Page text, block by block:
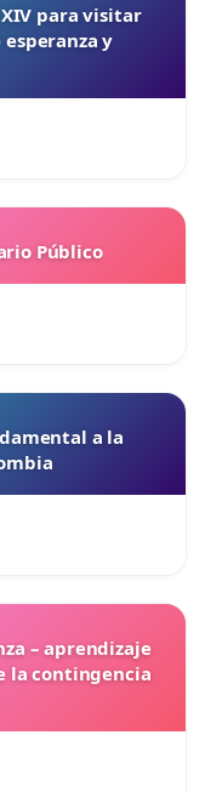
para visitar
y
Público
a la
– aprendizaje
la contingencia